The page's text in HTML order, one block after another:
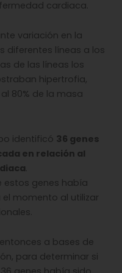
cardiaca.
variación en la
diferentes líneas a los
de las líneas los
hipertrofia,
80% de la masa
identificó 36 genes
en relación al
.
estos genes había
momento al utilizar
a bases de
para determinar si